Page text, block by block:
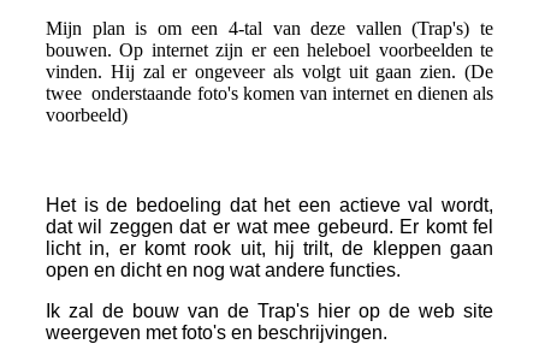
Mijn plan is om een 4-tal van deze vallen (Trap's) te
bouwen. Op internet zijn er een heleboel voorbeelden te
vinden. Hij zal er ongeveer als volgt uit gaan zien. (De
twee onderstaande foto's komen van internet en dienen als
voorbeeld)
Het is de bedoeling dat het een actieve val wordt,
dat wil zeggen dat er wat mee gebeurd. Er komt fel
licht in, er komt rook uit, hij trilt, de kleppen gaan
open en dicht en nog wat andere functies.
Ik zal de bouw van de Trap's hier op de web site
weergeven met foto's en beschrijvingen.